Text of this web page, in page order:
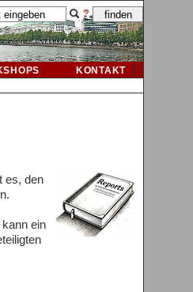
KONTAKT
es, den
ein